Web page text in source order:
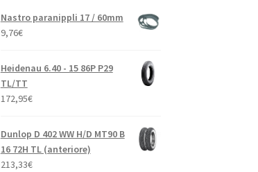
Nastro paranippli 17 / 60mm
9,76€
Heidenau 6.40 - 15 86P P29
TL/TT
172,95€
Dunlop D 402 WW H/D MT90 B
16 72H TL (anteriore)
213,33€